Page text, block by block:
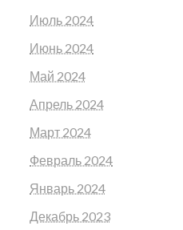
Июль 2024
Июнь 2024
Май 2024
Апрель 2024
Март 2024
Февраль 2024
Январь 2024
Декабрь 2023